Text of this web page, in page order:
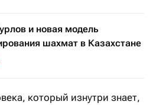
и новая модель
шахмат в Казахстане
который изнутри знает,